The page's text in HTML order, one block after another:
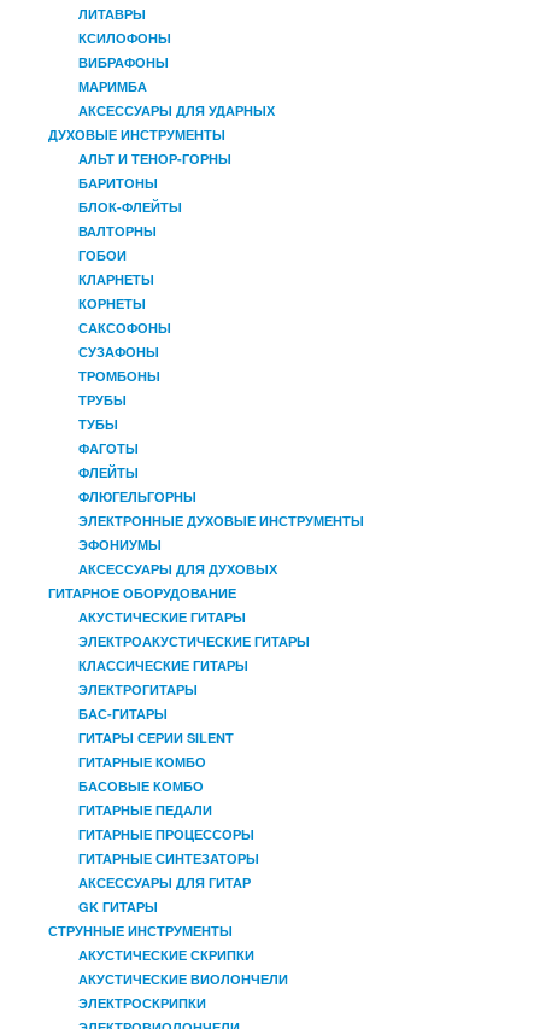
ЛИТАВРЫ
КСИЛОФОНЫ
ВИБРАФОНЫ
МАРИМБА
АКСЕССУАРЫ ДЛЯ УДАРНЫХ
ДУХОВЫЕ ИНСТРУМЕНТЫ
АЛЬТ И ТЕНОР-ГОРНЫ
БАРИТОНЫ
БЛОК-ФЛЕЙТЫ
ВАЛТОРНЫ
ГОБОИ
КЛАРНЕТЫ
КОРНЕТЫ
САКСОФОНЫ
СУЗАФОНЫ
ТРОМБОНЫ
ТРУБЫ
ТУБЫ
ФАГОТЫ
ФЛЕЙТЫ
ФЛЮГЕЛЬГОРНЫ
ЭЛЕКТРОННЫЕ ДУХОВЫЕ ИНСТРУМЕНТЫ
ЭФОНИУМЫ
АКСЕССУАРЫ ДЛЯ ДУХОВЫХ
ГИТАРНОЕ ОБОРУДОВАНИЕ
АКУСТИЧЕСКИЕ ГИТАРЫ
ЭЛЕКТРОАКУСТИЧЕСКИЕ ГИТАРЫ
КЛАССИЧЕСКИЕ ГИТАРЫ
ЭЛЕКТРОГИТАРЫ
БАС-ГИТАРЫ
ГИТАРЫ СЕРИИ SILENT
ГИТАРНЫЕ КОМБО
БАСОВЫЕ КОМБО
ГИТАРНЫЕ ПЕДАЛИ
ГИТАРНЫЕ ПРОЦЕССОРЫ
ГИТАРНЫЕ СИНТЕЗАТОРЫ
АКСЕССУАРЫ ДЛЯ ГИТАР
GK ГИТАРЫ
СТРУННЫЕ ИНСТРУМЕНТЫ
АКУСТИЧЕСКИЕ СКРИПКИ
АКУСТИЧЕСКИЕ ВИОЛОНЧЕЛИ
ЭЛЕКТРОСКРИПКИ